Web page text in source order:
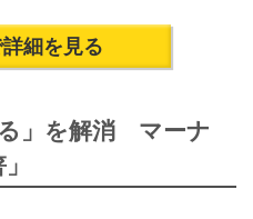
細を見る
る」を解消 マーナ